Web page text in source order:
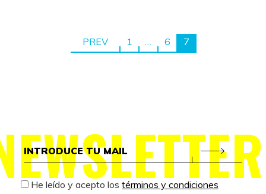
PREV 1 … 6 7
He leído y acepto los términos y condiciones